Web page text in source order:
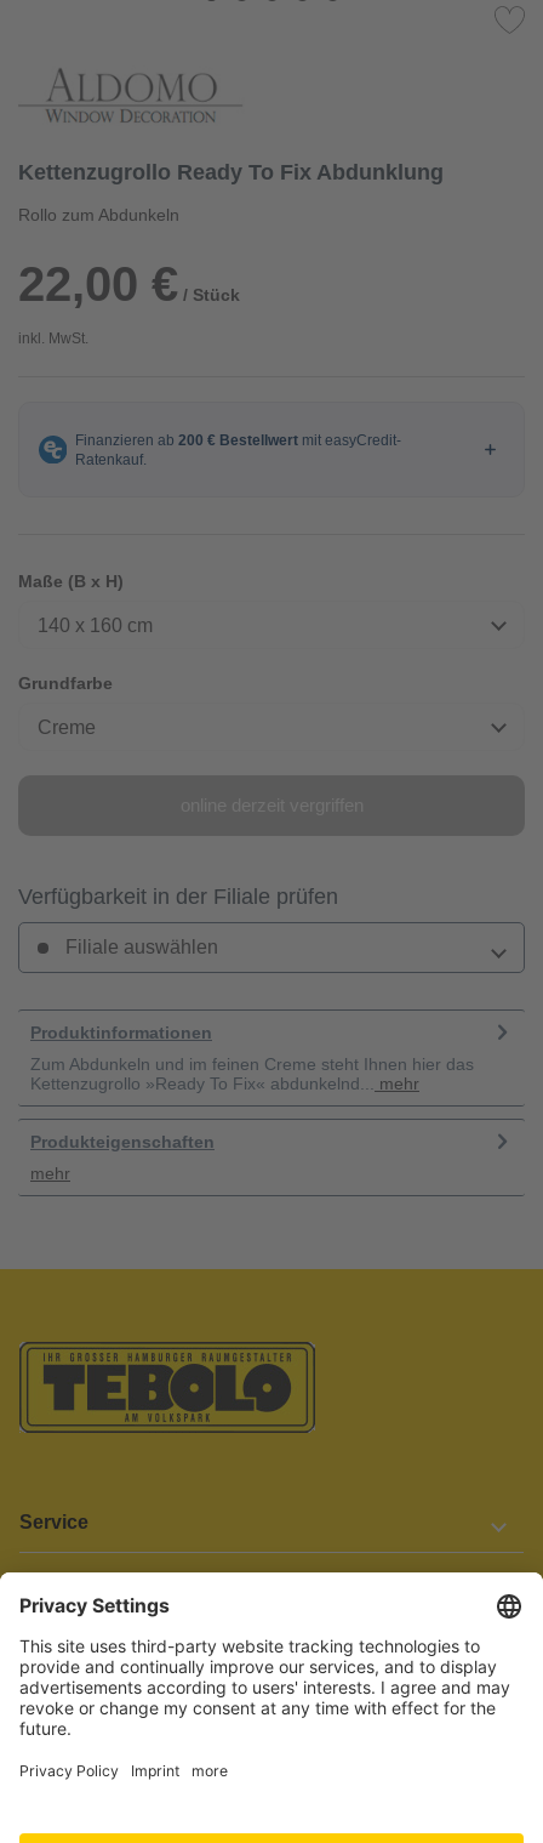
Kettenzugrollo Ready To Fix Abdunklung
Rollo zum Abdunkeln
22,00 € / Stück
inkl. MwSt.
Maße (B x H)
140 x 160 cm
Grundfarbe
Creme
Verfügbarkeit in der Filiale prüfen
Filiale auswählen
Produktinformationen
Zum Abdunkeln und im feinen Creme steht Ihnen hier das
Kettenzugrollo »Ready To Fix« abdunkelnd...
mehr
Produkteigenschaften
mehr
Service
Informationen
Barrierefreiheit
Wir bemühen uns, unsere Website barrierefrei zu gestalten.
Einige Inhalte und Funktionen sind derzeit jedoch noch nicht
vollständig zugänglich. Wenn Sie auf Barrieren stoßen oder Hilfe
benötigen, kontaktieren Sie uns bitte unter service[at]knutzen.de.
Vertrag widerrufen
© 2026 TEBOLO